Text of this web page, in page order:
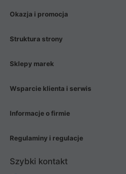
Okazja i promocja
Struktura strony
Sklepy marek
Wsparcie klienta i serwis
Informacje o firmie
Regulaminy i regulacje
Szybki kontakt